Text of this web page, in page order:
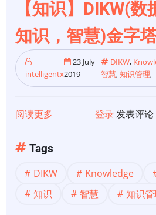
管
理？
【知识】DIKW(数
知识，智慧)金字
intelligentx
23 July
2019
DIKW,
智慧,知识管理,
阅读更多
DIKW(数
据，
登录发表评论
Tags
DIKW Knowledge
知识
智慧 知识